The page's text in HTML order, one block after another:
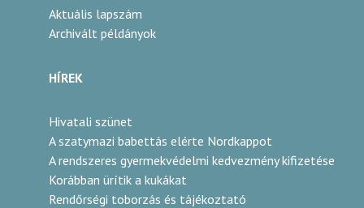
Aktuális lapszám
Archivált példányok
HÍREK
Hivatali szünet
A szatymazi babettás elérte Nordkappot
A rendszeres gyermekvédelmi kedvezmény kifizetése
Korábban ürítik a kukákat
Rendőrségi toborzás és tájékoztató